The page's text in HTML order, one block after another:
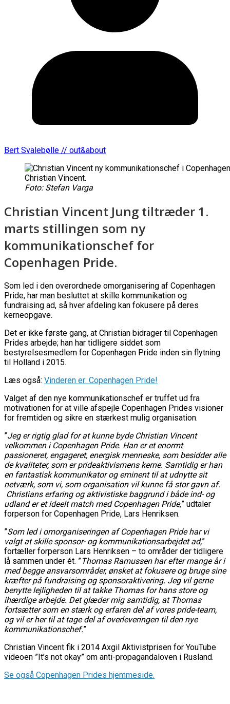
Bert Svalebølle // out&about
Christian Vincent.
Foto: Stefan Varga
Christian Vincent Jung tiltræder 1.
marts stillingen som ny
kommunikationschef for
Copenhagen Pride.
Som led i den overordnede omorganisering af Copenhagen
Pride, har man besluttet at skille kommunikation og
fundraising ad, så hver afdeling kan fokusere på deres
kerneopgave.
Det er ikke første gang, at Christian bidrager til Copenhagen
Prides arbejde; han har tidligere siddet som
bestyrelsesmedlem for Copenhagen Pride inden sin flytning
til Holland i 2015.
Læs også: Vinderen er: Copenhagen Pride!
Valget af den nye kommunikationschef er truffet ud fra
motivationen for at ville afspejle Copenhagen Prides visioner
for fremtiden og sikre en stærkest mulig organisation.
”Jeg er rigtig glad for at kunne byde Christian Vincent
velkommen i Copenhagen Pride. Han er et enormt
passioneret, engageret, energisk menneske, som besidder alle
de kvaliteter, som er prideaktivismens kerne. Samtidig er han
en fantastisk kommunikator og eminent til at udnytte sit
netværk, som vi, som organisation vil kunne få stor gavn af.
Christians erfaring og aktivistiske baggrund i både ind- og
udland er et ideelt match med Copenhagen Pride,” udtaler
forperson for Copenhagen Pride, Lars Henriksen.
”Som led i omorganiseringen af Copenhagen Pride har vi
valgt at skille sponsor- og kommunikationsarbejdet ad,”
fortæller forperson Lars Henriksen – to områder der tidligere
lå sammen under ét. ”Thomas Ramussen har efter mange år i
med begge ansvarsområder, ønsket at fokusere og bruge sine
kræfter på fundraising og sponsoraktivering. Jeg vil gerne
benytte lejligheden til at takke Thomas for hans store og
ihærdige arbejde. Det glæder mig samtidig, at Thomas
fortsætter som en stærk og erfaren del af vores pride-team,
og vil er her til at tage del af overleveringen til den nye
kommunikationschef.”
Christian Vincent fik i 2014 Axgil Aktivistprisen for YouTube
videoen ”It’s not okay” om anti-propagandaloven i Rusland.
Se også Copenhagen Prides hjemmeside.